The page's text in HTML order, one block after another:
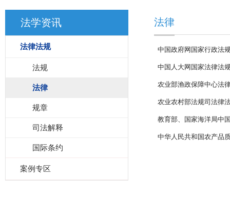
法学资讯
法律法规
法规
法律
规章
司法解释
国际条约
案例专区
法律
中国政府网国家行政法
中国人大网国家法律法
农业部渔政保障中心法
农业农村部法规司法律
教育部、国家海洋局中
中华人民共和国农产品